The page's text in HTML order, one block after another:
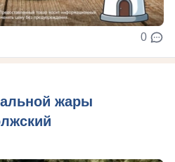
0
жары